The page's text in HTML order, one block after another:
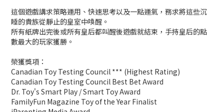
這個遊戲講求策略運用、快速思考以及一點運氣，務求將這些沉
睡的貴族從靜止的皇室中喚醒。
所有紙牌出完後或所有皇后都叫醒後遊戲就結束，手持皇后的點
數最大的玩家獲勝。
榮獲獎項：
Canadian Toy Testing Council *** (Highest Rating)
Canadian Toy Testing Council Best Bet Award
Dr. Toy's Smart Play / Smart Toy Award
FamilyFun Magazine Toy of the Year Finalist